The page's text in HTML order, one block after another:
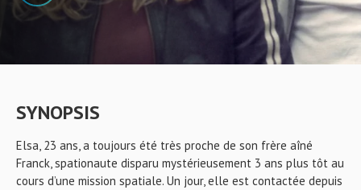
SYNOPSIS
Elsa, 23 ans, a toujours été très proche de son frère aîné
Franck, spationaute disparu mystérieusement 3 ans plus tôt au
cours d’une mission spatiale. Un jour, elle est contactée depuis